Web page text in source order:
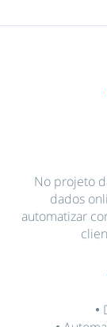
No projeto
dados
automatizar
•